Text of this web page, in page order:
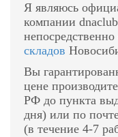
Я являюсь
компании
непосредственно
складов
Вы
цене
РФ до пункта
дня) или по
(в течение 4-7